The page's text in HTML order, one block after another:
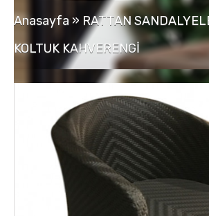
MOBİLYALAR
TABLOLAR
AYNALAR
Anasayfa » RATTAN
KOLTUK KAHVERENGİ